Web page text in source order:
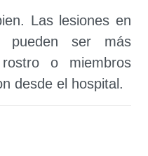
Las lesiones en
pueden ser más
o miembros
desde el hospital.